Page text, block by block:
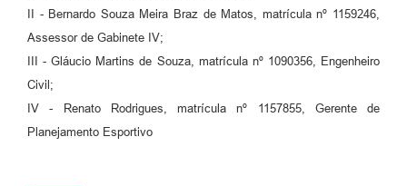
II - Bernardo Souza Meira Braz de Matos, matrícula nº 1159246,
Assessor de Gabinete IV;
III - Gláucio Martins de Souza, matrícula nº 1090356, Engenheiro
Civil;
IV - Renato Rodrigues, matrícula nº 1157855, Gerente de
Planejamento Esportivo